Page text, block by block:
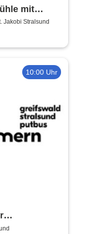
mit
Jakobi Stralsund
10:00 Uhr